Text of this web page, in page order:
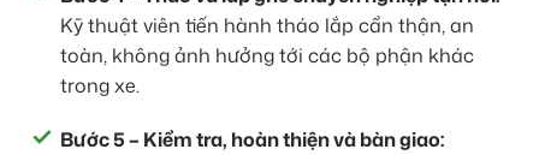
Kỹ thuật viên tiến hành tháo lắp cẩn thận, an
toàn, không ảnh hưởng tới các bộ phận khác
trong xe.
Bước 5 – Kiểm tra, hoàn thiện và bàn giao: